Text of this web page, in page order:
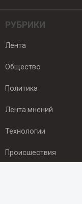
РУБРИКИ
Лента
Общество
Политика
Лента мнений
Технологии
Происшествия